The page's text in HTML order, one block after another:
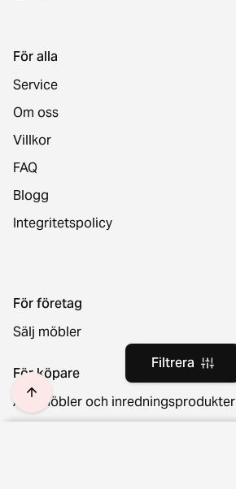
Filtrera
För alla
Service
Om oss
Villkor
FAQ
Blogg
Integritetspolicy
För företag
Sälj möbler
För köpare
Alla möbler och inredningsprodukter